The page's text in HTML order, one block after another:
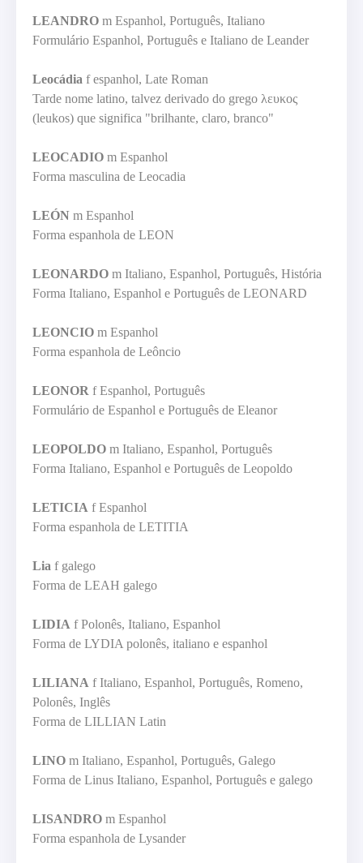
LEANDRO m Espanhol, Português, Italiano
Formulário Espanhol, Português e Italiano de Leander
Leocádia f espanhol, Late Roman
Tarde nome latino, talvez derivado do grego λευκος
(leukos) que significa "brilhante, claro, branco"
LEOCADIO m Espanhol
Forma masculina de Leocadia
LEÓN m Espanhol
Forma espanhola de LEON
LEONARDO m Italiano, Espanhol, Português, História
Forma Italiano, Espanhol e Português de LEONARD
LEONCIO m Espanhol
Forma espanhola de Leôncio
LEONOR f Espanhol, Português
Formulário de Espanhol e Português de Eleanor
LEOPOLDO m Italiano, Espanhol, Português
Forma Italiano, Espanhol e Português de Leopoldo
LETICIA f Espanhol
Forma espanhola de LETITIA
Lia f galego
Forma de LEAH galego
LIDIA f Polonês, Italiano, Espanhol
Forma de LYDIA polonês, italiano e espanhol
LILIANA f Italiano, Espanhol, Português, Romeno,
Polonês, Inglês
Forma de LILLIAN Latin
LINO m Italiano, Espanhol, Português, Galego
Forma de Linus Italiano, Espanhol, Português e galego
LISANDRO m Espanhol
Forma espanhola de Lysander